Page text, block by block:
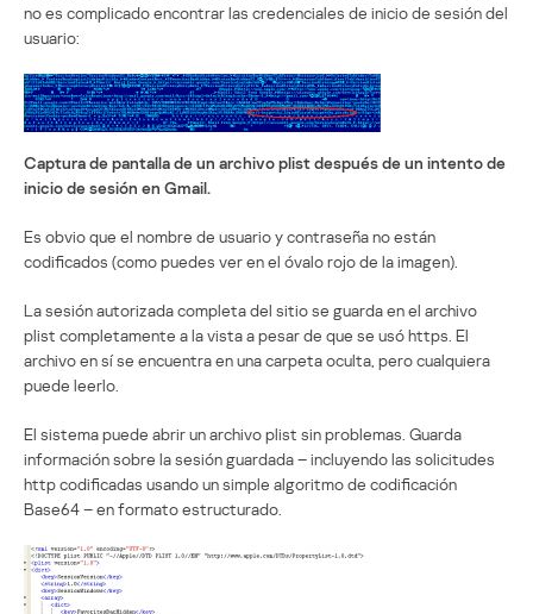
no es complicado encontrar las credenciales de inicio de sesión del
usuario:
Captura de pantalla de un archivo plist después de un intento de
inicio de sesión en Gmail.
Es obvio que el nombre de usuario y contraseña no están
codificados (como puedes ver en el óvalo rojo de la imagen).
La sesión autorizada completa del sitio se guarda en el archivo
plist completamente a la vista a pesar de que se usó https. El
archivo en sí se encuentra en una carpeta oculta, pero cualquiera
puede leerlo.
El sistema puede abrir un archivo plist sin problemas. Guarda
información sobre la sesión guardada – incluyendo las solicitudes
http codificadas usando un simple algoritmo de codificación
Base64 – en formato estructurado.